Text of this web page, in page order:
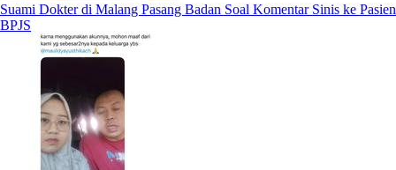
Suami Dokter di Malang Pasang Badan Soal Komentar Sinis ke Pasien
BPJS